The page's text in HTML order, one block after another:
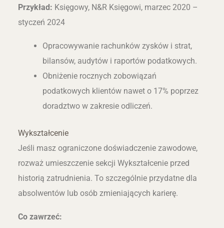
Przykład: Księgowy, N&R Księgowi, marzec 2020 –
styczeń 2024
Opracowywanie rachunków zysków i strat,
bilansów, audytów i raportów podatkowych.
Obniżenie rocznych zobowiązań
podatkowych klientów nawet o 17% poprzez
doradztwo w zakresie odliczeń.
Wykształcenie
Jeśli masz ograniczone doświadczenie zawodowe,
rozważ umieszczenie sekcji Wykształcenie przed
historią zatrudnienia. To szczególnie przydatne dla
absolwentów lub osób zmieniających karierę.
Co zawrzeć: